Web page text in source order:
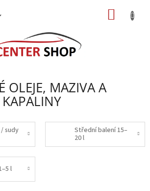
OLEJE, MAZIVA A
sudy
Střední balení 15–
20 l
l